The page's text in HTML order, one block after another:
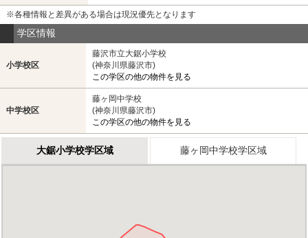
※各種情報と差異がある場合は現況優先となります
学区情報
小学校区
藤沢市立大鋸小学校
(神奈川県藤沢市)
この学区の他の物件を見る
中学校区
藤ヶ岡中学校
(神奈川県藤沢市)
この学区の他の物件を見る
大鋸小学校学区域 藤ヶ岡中学校学区域